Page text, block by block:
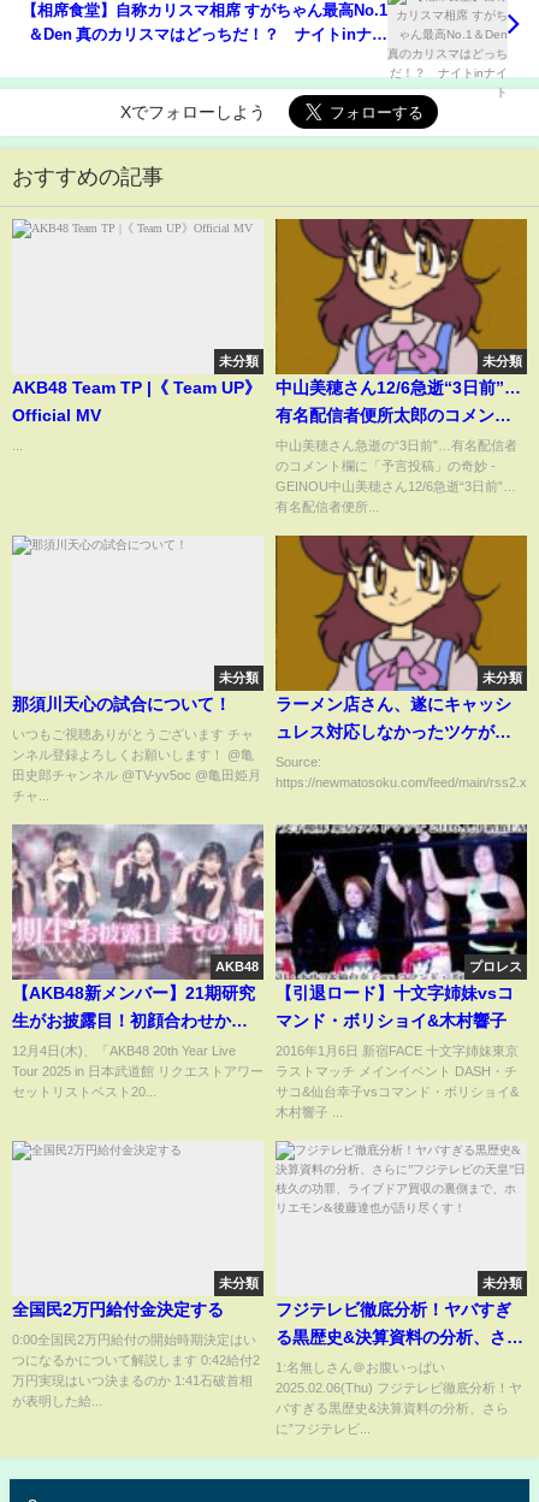
【相席食堂】自称カリスマ相席 すがちゃん最高No.1
＆Den 真のカリスマはどっちだ！？ ナイトinナイ
Xでフォローしよう
おすすめの記事
未分類
AKB48 Team TP |《 Team UP》
Official MV
未分類
中山美穂さん12/6急逝“3日前”…
有名配信者便所太郎のコメント
欄に「タイムトラベラー？予言
コメント」三日前の便所太郎
「中山美穂早く亡くなったよ
だ・・まだなくなってないよ
ね・ 偶然なのか？もしく
は・・・？自殺偽装他殺説も拡
散されてる模様!自宅前「ナゾの
一般車両」停車!金髪美女目撃
談？
中山美穂さん急逝の“3日前”…有名配信者
のコメント欄に「予言投稿」の奇妙 -
GEINOU中山美穂さん12/6急逝“3日前”…
有名配信者便所...
未分類
那須川天心の試合について！
いつもご視聴ありがとうございます チャ
ンネル登録よろしくお願いします！ ​⁠​⁠​⁠@亀
田史郎チャンネル @TV-yv5oc @亀田姫月
チャ...
未分類
ラーメン店さん、遂にキャッシ
ュレス対応しなかったツケが回
ってくるｗｗｗｗ
Source:
https://newmatosoku.com/feed/main/
AKB48
【AKB48新メンバー】21期研究
生がお披露目！初顔合わせから
日本武道館本番までを全てお見
せします！！
12月4日(木)、「AKB48 20th Year Live
Tour 2025 in 日本武道館 リクエストアワー
セットリストベスト20...
プロレス
【引退ロード】十文字姉妹vsコ
マンド・ボリショイ&木村響子
2016年1月6日 新宿FACE 十文字姉妹東京
ラストマッチ メインイベント DASH・チ
サコ&仙台幸子vsコマンド・ボリショイ&
木村響子 ...
未分類
全国民2万円給付金決定する
0:00全国民2万円給付の開始時期決定はい
つになるかについて解説します 0:42給付2
万円実現はいつ決まるのか 1:41石破首相
が表明した給...
未分類
フジテレビ徹底分析！ヤバすぎ
る黒歴史&決算資料の分析、さら
に”フジテレビの天皇”日枝久の
功罪、ライブドア買収の裏側ま
で、ホリエモン&後藤達也が語り
1:名無しさん＠お腹いっぱい
2025.02.06(Thu) フジテレビ徹底分析！ヤ
バすぎる黒歴史&決算資料の分析、さら
に”フジテレビ...